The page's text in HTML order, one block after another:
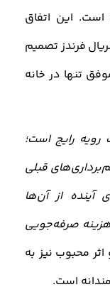
این اتفاق
فرندز تصمیم
تنها در خانه
رایج است؛
قبلی
آینده از آن‌ها
هزینه صرفه‌جویی
محبوب نیز به
است.